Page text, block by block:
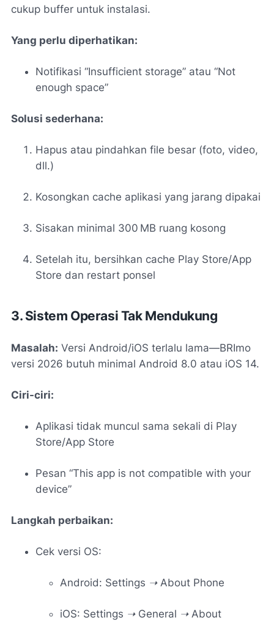
cukup buffer untuk instalasi.
Yang perlu diperhatikan:
Notifikasi “Insufficient storage” atau “Not
enough space”
Solusi sederhana:
Hapus atau pindahkan file besar (foto, video,
dll.)
Kosongkan cache aplikasi yang jarang dipakai
Sisakan minimal 300 MB ruang kosong
Setelah itu, bersihkan cache Play Store/App
Store dan restart ponsel
3. Sistem Operasi Tak Mendukung
Masalah: Versi Android/iOS terlalu lama—BRImo
versi 2026 butuh minimal Android 8.0 atau iOS 14.
Ciri-ciri:
Aplikasi tidak muncul sama sekali di Play
Store/App Store
Pesan “This app is not compatible with your
device”
Langkah perbaikan:
Cek versi OS:
Android: Settings ➝ About Phone
iOS: Settings ➝ General ➝ About